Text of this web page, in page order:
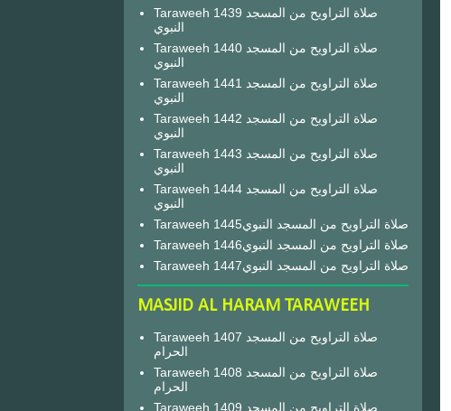
Taraweeh 1439 صلاة التراويح من المسجد
النبوي
Taraweeh 1440 صلاة التراويح من المسجد
النبوي
Taraweeh 1441 صلاة التراويح من المسجد
النبوي
Taraweeh 1442 صلاة التراويح من المسجد
النبوي
Taraweeh 1443 صلاة التراويح من المسجد
النبوي
Taraweeh 1444 صلاة التراويح من المسجد
النبوي
Taraweeh 1445صلاة التراويح من المسجد النبوي
Taraweeh 1446صلاة التراويح من المسجد النبوي
Taraweeh 1447صلاة التراويح من المسجد النبوي
MASJID AL HARAM TARAWEEH
Taraweeh 1407 صلاة التراويح من المسجد
الحرام
Taraweeh 1408 صلاة التراويح من المسجد
الحرام
Taraweeh 1409 صلاة التراويح من المسجد